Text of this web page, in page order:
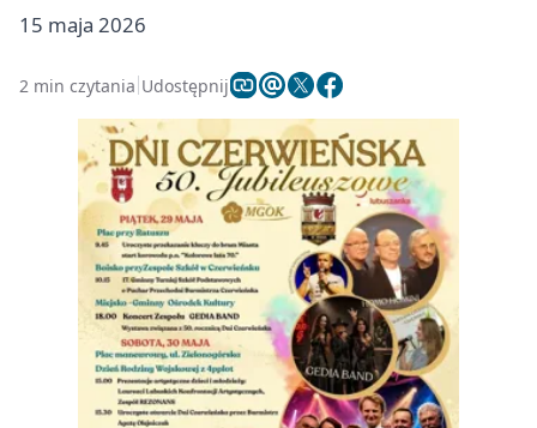
15 maja 2026
2 min czytania Udostępnij